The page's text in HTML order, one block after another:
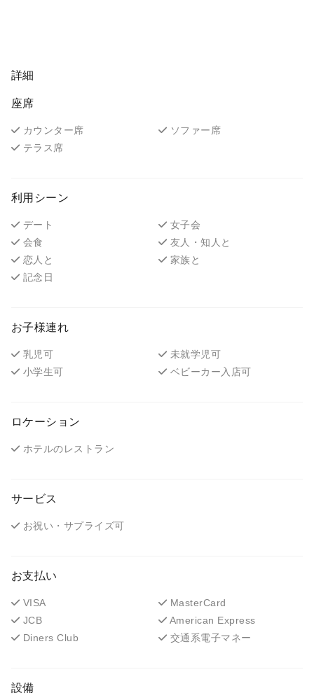
詳細
座席
カウンター席
ソファー席
テラス席
利用シーン
デート
女子会
会食
友人・知人と
恋人と
家族と
記念日
お子様連れ
乳児可
未就学児可
小学生可
ベビーカー入店可
ロケーション
ホテルのレストラン
サービス
お祝い・サプライズ可
お支払い
VISA
MasterCard
JCB
American Express
Diners Club
交通系電子マネー
設備